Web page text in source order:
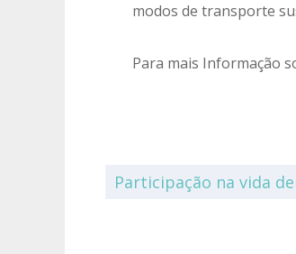
modos de transporte
Para mais Informação
Participação na vida